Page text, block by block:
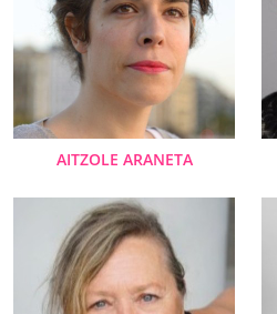
AITZOLE ARANETA